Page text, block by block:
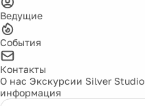
Ведущие
События
Контакты
О нас Экскурсии Silver Studio
информация